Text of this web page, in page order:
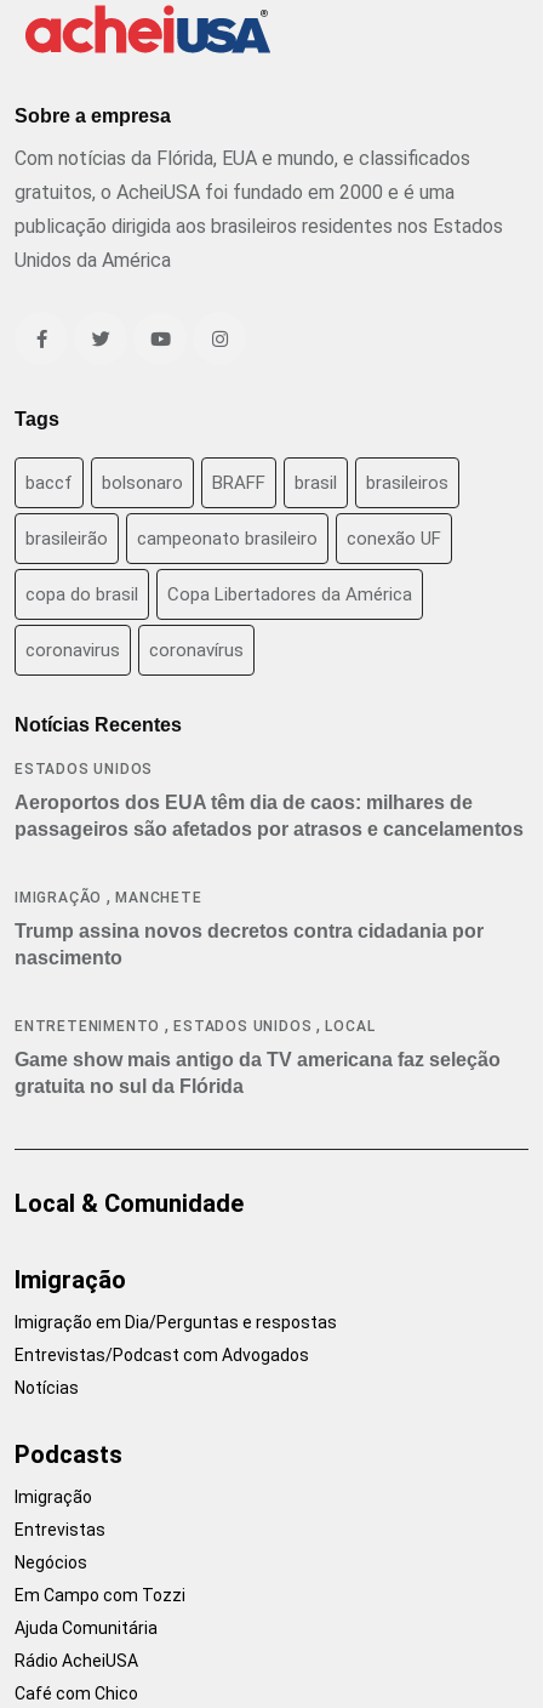
Sobre a empresa
Com notícias da Flórida, EUA e mundo, e classificados
gratuitos, o AcheiUSA foi fundado em 2000 e é uma
publicação dirigida aos brasileiros residentes nos Estados
Unidos da América
Tags
baccf bolsonaro BRAFF brasil brasileiros
brasileirão campeonato brasileiro conexão UF
copa do brasil Copa Libertadores da América
coronavirus coronavírus
Notícias Recentes
ESTADOS UNIDOS
Aeroportos dos EUA têm dia de caos: milhares de
passageiros são afetados por atrasos e cancelamentos
IMIGRAÇÃO ,MANCHETE
Trump assina novos decretos contra cidadania por
nascimento
ENTRETENIMENTO ,ESTADOS UNIDOS ,LOCAL
Game show mais antigo da TV americana faz seleção
gratuita no sul da Flórida
Local & Comunidade
Imigração
Imigração em Dia/Perguntas e respostas
Entrevistas/Podcast com Advogados
Notícias
Podcasts
Imigração
Entrevistas
Negócios
Em Campo com Tozzi
Ajuda Comunitária
Rádio AcheiUSA
Café com Chico